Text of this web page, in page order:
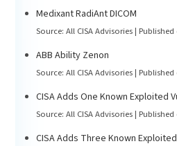
Medixant RadiAnt DICOM
Source: All CISA Advisories Published
ABB Ability Zenon
Source: All CISA Advisories Published
CISA Adds One Known Exploited
Source: All CISA Advisories Published
CISA Adds Three Known